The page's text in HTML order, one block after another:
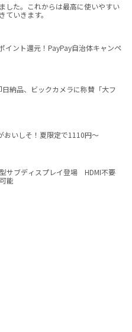
した。これからは最高に使いやすい
ていきます。
イント還元！PayPay自治体キャンペ
納品、ビックカメラに称賛「大フ
おいしそ！夏限定で1110円～
サブディスプレイ登場 HDMI不要
能